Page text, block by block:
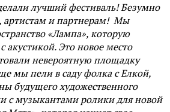
лучший фестиваль! Безумно
артистам и партнерам! Мы
«Лампа», которую
акустикой. Это новое место
невероятную площадку
мы пели в саду фолка с Елкой,
будущего художественного
с музыкантами ролики для новой